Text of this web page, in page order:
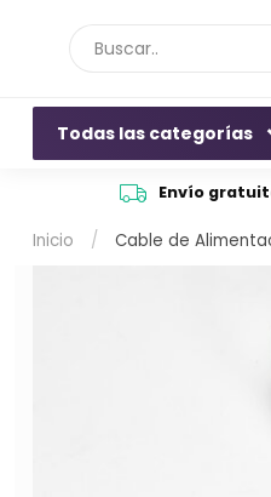
Todas las categorías
Envío
Inicio / Cable de